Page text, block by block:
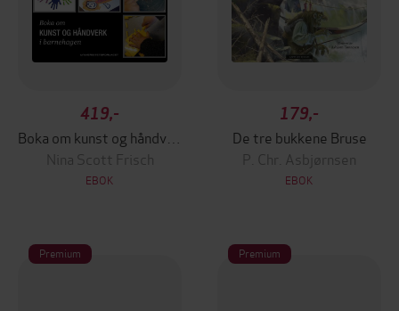
419,-
Nina Scott Frisch
EBOK
179,-
De tre bukkene Bruse
P. Chr. Asbjørnsen
EBOK
Premium Premium